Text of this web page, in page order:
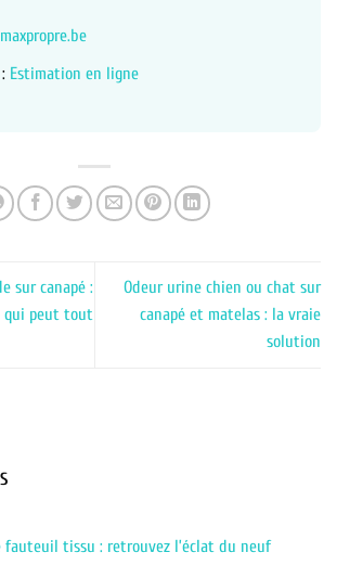
Estimation en ligne
sur canapé :
qui peut tout
Odeur urine chien ou chat sur
canapé et matelas : la vraie
solution
fauteuil tissu : retrouvez l’éclat du neuf